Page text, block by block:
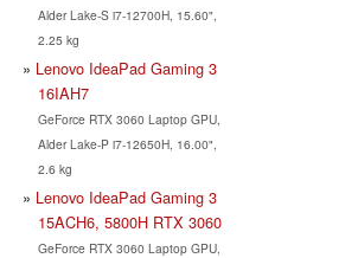
Alder Lake-S i7-12700H, 15.60",
2.25 kg
Lenovo IdeaPad Gaming 3
16IAH7
GeForce RTX 3060 Laptop GPU,
Alder Lake-P i7-12650H, 16.00",
2.6 kg
Lenovo IdeaPad Gaming 3
15ACH6, 5800H RTX 3060
GeForce RTX 3060 Laptop GPU,